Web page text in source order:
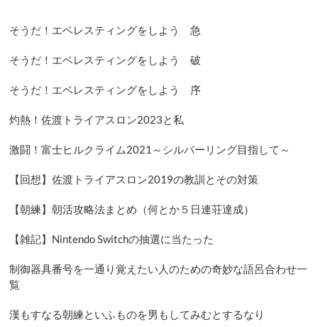
そうだ！エベレスティングをしよう 急
そうだ！エベレスティングをしよう 破
そうだ！エベレスティングをしよう 序
灼熱！佐渡トライアスロン2023と私
激闘！富士ヒルクライム2021～シルバーリング目指して～
【回想】佐渡トライアスロン2019の教訓とその対策
【朝練】朝活攻略法まとめ（何とか５日連荘達成）
【雑記】Nintendo Switchの抽選に当たった
制御器具番号を一通り覚えたい人のための奇妙な語呂合わせ一
覧
漢もすなる朝練といふものを男もしてみむとするなり